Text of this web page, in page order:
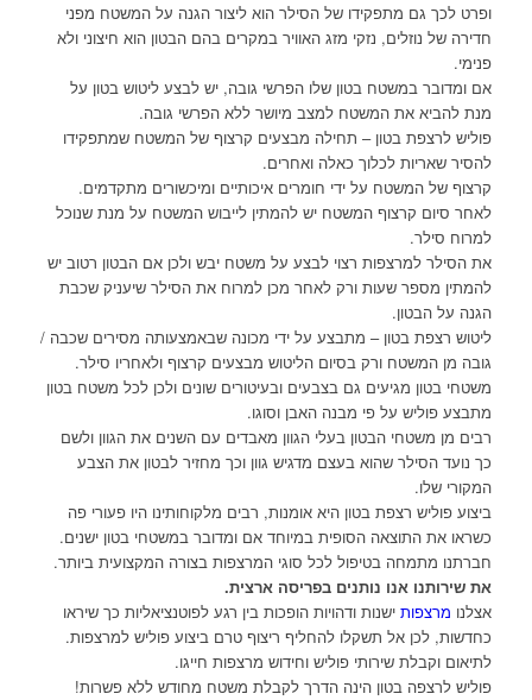
ופרט לכך גם מתפקידו של הסילר הוא ליצור הגנה על המשטח מפני
חדירה של נוזלים, נזקי מזג האוויר במקרים בהם הבטון הוא חיצוני ולא
פנימי.
אם ומדובר במשטח בטון שלו הפרשי גובה, יש לבצע ליטוש בטון על
מנת להביא את המשטח למצב מיושר ללא הפרשי גובה.
פוליש לרצפת בטון – תחילה מבצעים קרצוף של המשטח שמתפקידו
להסיר שאריות לכלוך כאלה ואחרים.
קרצוף של המשטח על ידי חומרים איכותיים ומיכשורים מתקדמים.
לאחר סיום קרצוף המשטח יש להמתין לייבוש המשטח על מנת שנוכל
למרוח סילר.
את הסילר למרצפות רצוי לבצע על משטח יבש ולכן אם הבטון רטוב יש
להמתין מספר שעות ורק לאחר מכן למרוח את הסילר שיעניק שכבת
הגנה על הבטון.
ליטוש רצפת בטון – מתבצע על ידי מכונה שבאמצעותה מסירים שכבה /
גובה מן המשטח ורק בסיום הליטוש מבצעים קרצוף ולאחריו סילר.
משטחי בטון מגיעים גם בצבעים ובעיטורים שונים ולכן לכל משטח בטון
מתבצע פוליש על פי מבנה האבן וסוגו.
רבים מן משטחי הבטון בעלי הגוון מאבדים עם השנים את הגוון ולשם
כך נועד הסילר שהוא בעצם מדגיש גוון וכך מחזיר לבטון את הצבע
המקורי שלו.
ביצוע פוליש רצפת בטון היא אומנות, רבים מלקוחותינו היו פעורי פה
כשראו את התוצאה הסופית במיוחד אם ומדובר במשטחי בטון ישנים.
חברתנו מתמחה בטיפול לכל סוגי המרצפות בצורה המקצועית ביותר.
את שירותנו אנו נותנים בפריסה ארצית.
אצלנו מרצפותישנות ודהויות הופכות בין רגע לפוטנציאליות כך שיראו
כחדשות, לכן אל תשקלו להחליף ריצוף טרם ביצוע פוליש למרצפות.
לתיאום וקבלת שירותי פוליש וחידוש מרצפות חייגו.
פוליש לרצפה בטון הינה הדרך לקבלת משטח מחודש ללא פשרות!